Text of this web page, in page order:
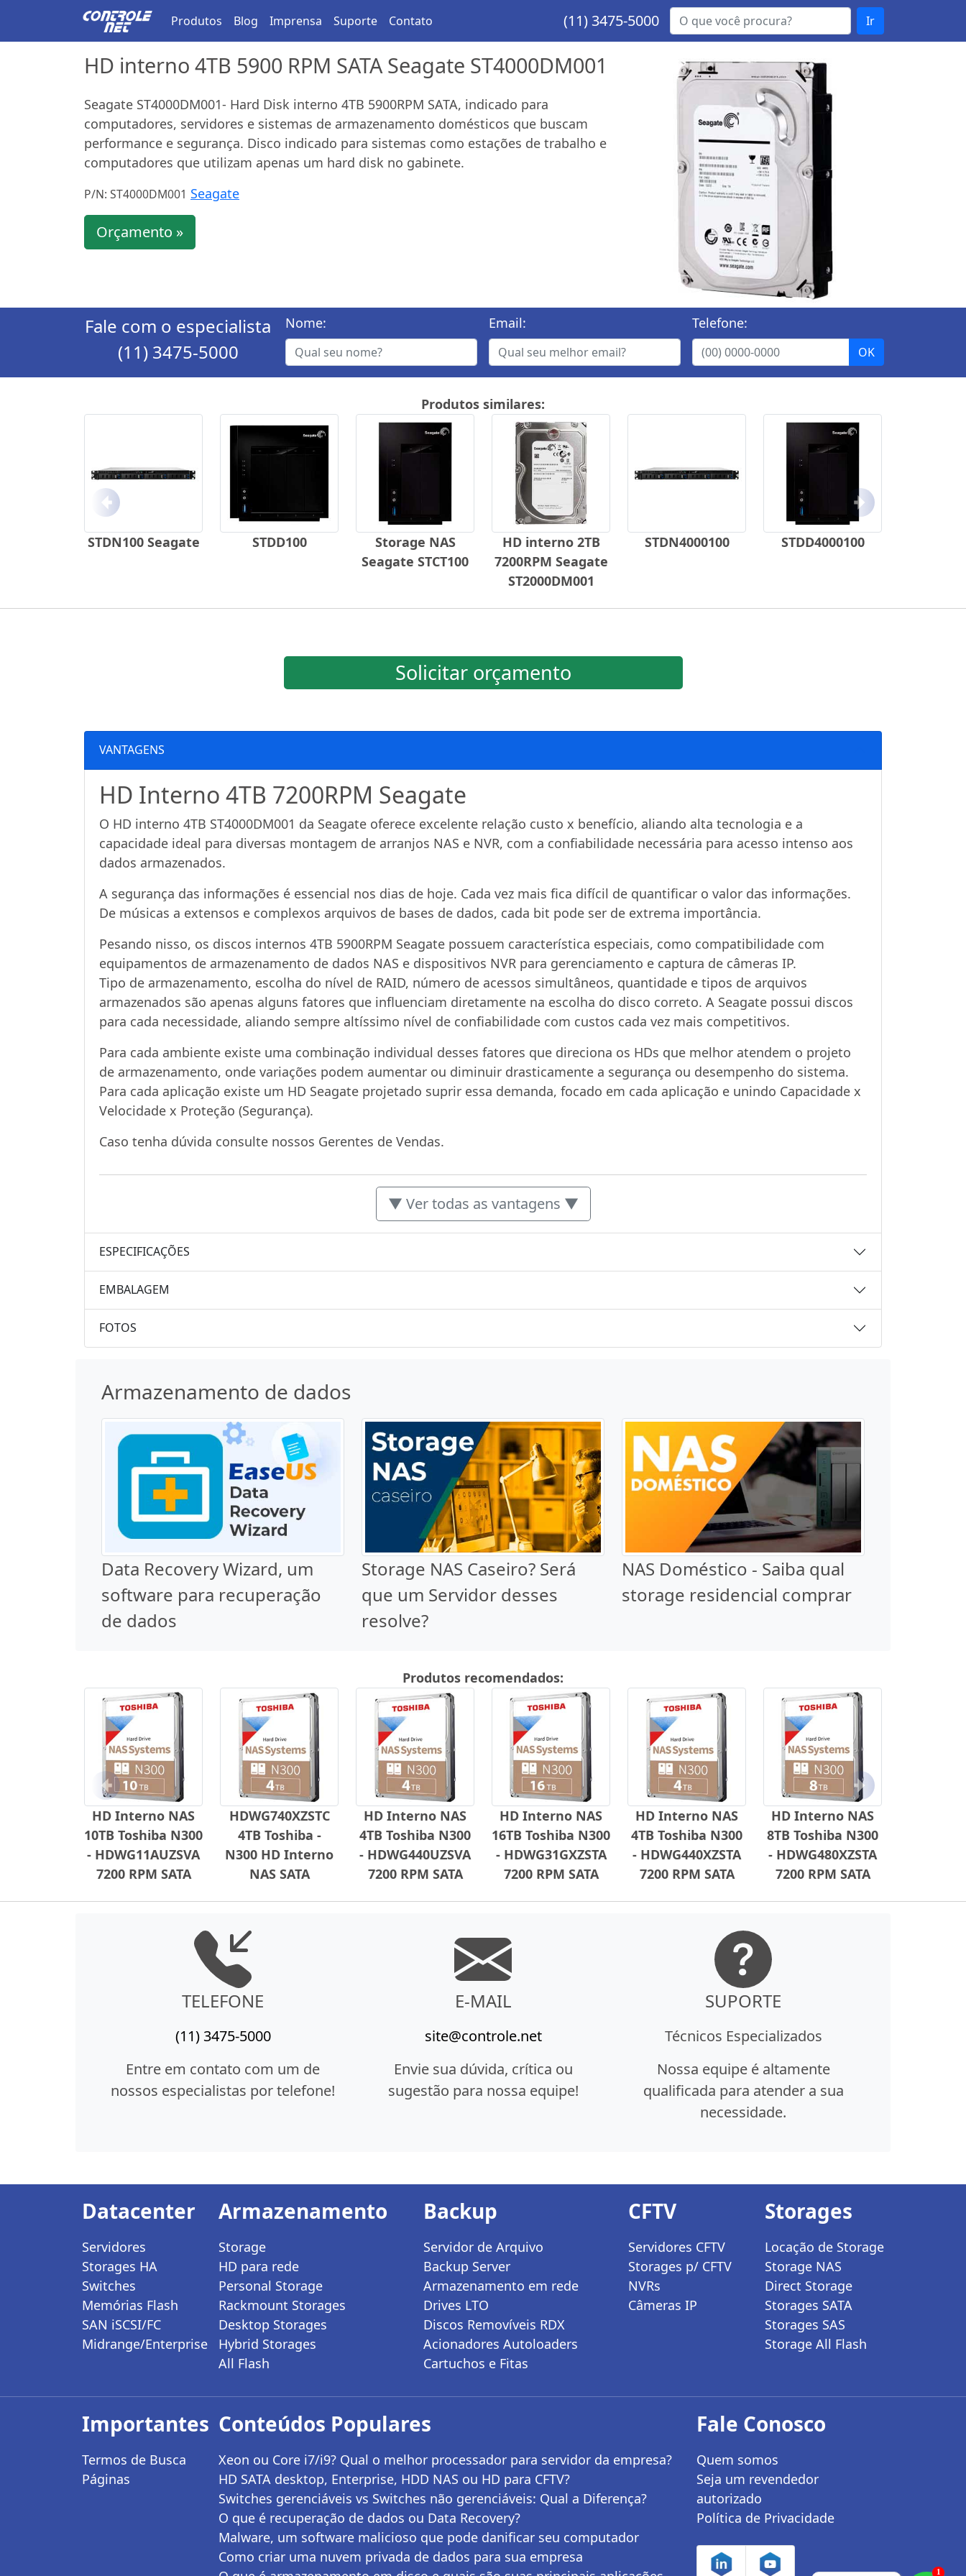
Produtos Blog Imprensa Suporte Contato (11) 3475-5000 Ir
HD interno 4TB 5900 RPM SATA Seagate ST4000DM001
Seagate ST4000DM001- Hard Disk interno 4TB 5900RPM SATA, indicado para
computadores, servidores e sistemas de armazenamento domésticos que buscam
performance e segurança. Disco indicado para sistemas como estações de trabalho e
computadores que utilizam apenas um hard disk no gabinete.
P/N: ST4000DM001 Seagate
Orçamento »
Fale com o especialista
(11) 3475-5000
Nome: Email: Telefone:
Produtos similares:
STDN100 Seagate STDD100
Storage NAS
Seagate STCT100
HD interno 2TB
7200RPM Seagate
ST2000DM001
STDN4000100 STDD4000100
Anterior Próximo
Solicitar orçamento
VANTAGENS
HD Interno 4TB 7200RPM Seagate
O HD interno 4TB ST4000DM001 da Seagate oferece excelente relação custo x benefício, aliando alta tecnologia e a
capacidade ideal para diversas montagem de arranjos NAS e NVR, com a confiabilidade necessária para acesso intenso aos
dados armazenados.
A segurança das informações é essencial nos dias de hoje. Cada vez mais fica difícil de quantificar o valor das informações.
De músicas a extensos e complexos arquivos de bases de dados, cada bit pode ser de extrema importância.
Pesando nisso, os discos internos 4TB 5900RPM Seagate possuem característica especiais, como compatibilidade com
equipamentos de armazenamento de dados NAS e dispositivos NVR para gerenciamento e captura de câmeras IP.
Tipo de armazenamento, escolha do nível de RAID, número de acessos simultâneos, quantidade e tipos de arquivos
armazenados são apenas alguns fatores que influenciam diretamente na escolha do disco correto. A Seagate possui discos
para cada necessidade, aliando sempre altíssimo nível de confiabilidade com custos cada vez mais competitivos.
Para cada ambiente existe uma combinação individual desses fatores que direciona os HDs que melhor atendem o projeto
de armazenamento, onde variações podem aumentar ou diminuir drasticamente a segurança ou desempenho do sistema.
Para cada aplicação existe um HD Seagate projetado suprir essa demanda, focado em cada aplicação e unindo Capacidade x
Velocidade x Proteção (Segurança).
Caso tenha dúvida consulte nossos Gerentes de Vendas.
▼ Ver todas as vantagens ▼
ESPECIFICAÇÕES
EMBALAGEM
FOTOS
Armazenamento de dados
Data Recovery Wizard, um
software para recuperação
de dados
Storage NAS Caseiro? Será
que um Servidor desses
resolve?
NAS Doméstico - Saiba qual
storage residencial comprar
Produtos recomendados:
HD Interno NAS
10TB Toshiba N300
- HDWG11AUZSVA
7200 RPM SATA
HDWG740XZSTC
4TB Toshiba -
N300 HD Interno
NAS SATA
HD Interno NAS
4TB Toshiba N300
- HDWG440UZSVA
7200 RPM SATA
HD Interno NAS
16TB Toshiba N300
- HDWG31GXZSTA
7200 RPM SATA
HD Interno NAS
4TB Toshiba N300
- HDWG440XZSTA
7200 RPM SATA
HD Interno NAS
8TB Toshiba N300
- HDWG480XZSTA
7200 RPM SATA
Anterior Próximo
TELEFONE
(11) 3475-5000
Entre em contato com um de
nossos especialistas por telefone!
E-MAIL
site@controle.net
Envie sua dúvida, crítica ou
sugestão para nossa equipe!
SUPORTE
Técnicos Especializados
Nossa equipe é altamente
qualificada para atender a sua
necessidade.
Datacenter
Servidores
Storages HA
Switches
Memórias Flash
SAN iSCSI/FC
Midrange/Enterprise
Armazenamento
Storage
HD para rede
Personal Storage
Rackmount Storages
Desktop Storages
Hybrid Storages
All Flash
Backup
Servidor de Arquivo
Backup Server
Armazenamento em rede
Drives LTO
Discos Removíveis RDX
Acionadores Autoloaders
Cartuchos e Fitas
CFTV
Servidores CFTV
Storages p/ CFTV
NVRs
Câmeras IP
Storages
Locação de Storage
Storage NAS
Direct Storage
Storages SATA
Storages SAS
Storage All Flash
Importantes
Termos de Busca
Páginas
Conteúdos Populares
Xeon ou Core i7/i9? Qual o melhor processador para servidor da empresa?
HD SATA desktop, Enterprise, HDD NAS ou HD para CFTV?
Switches gerenciáveis vs Switches não gerenciáveis: Qual a Diferença?
O que é recuperação de dados ou Data Recovery?
Malware, um software malicioso que pode danificar seu computador
Como criar uma nuvem privada de dados para sua empresa
Fale Conosco
Quem somos
Seja um revendedor
autorizado
Política de Privacidade
1